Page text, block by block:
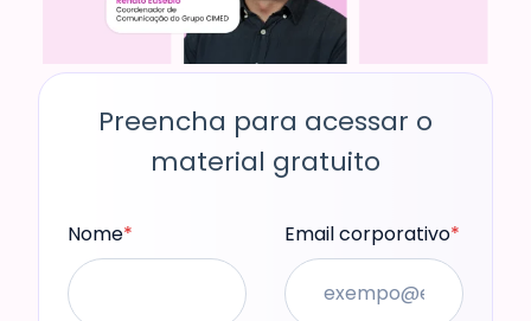
Preencha para acessar o
material gratuito
Nome* Email corporativo*